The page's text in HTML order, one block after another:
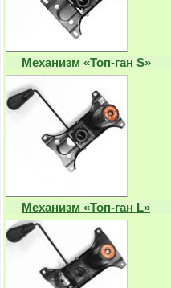
Механизм «Топ-ган S»
Механизм «Топ-ган L»